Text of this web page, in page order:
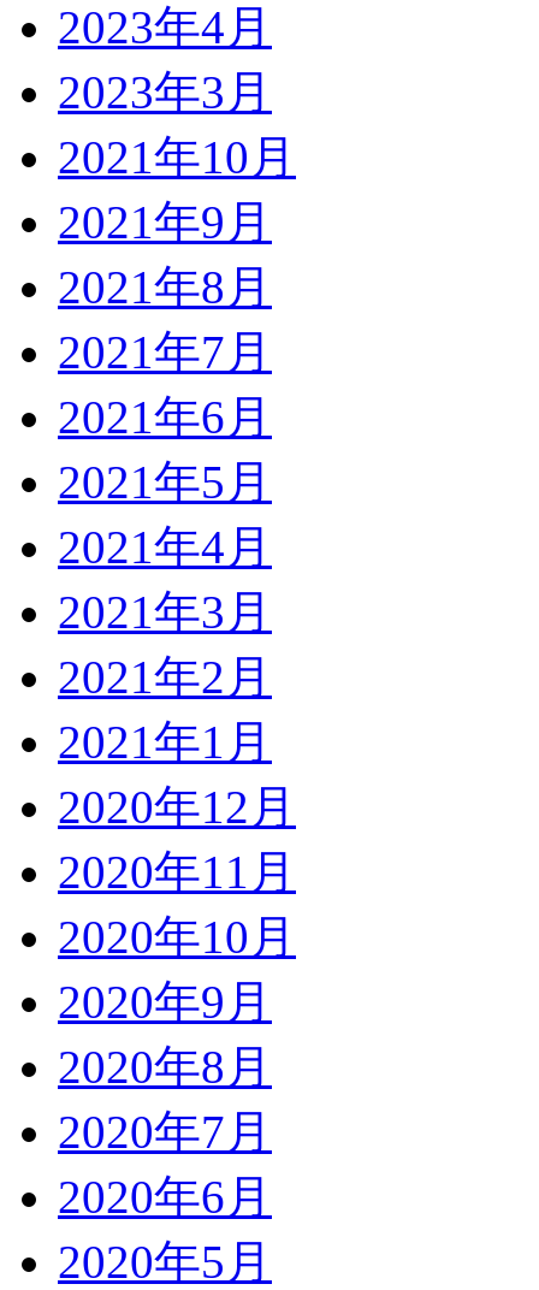
2023年4月
2023年3月
2021年10月
2021年9月
2021年8月
2021年7月
2021年6月
2021年5月
2021年4月
2021年3月
2021年2月
2021年1月
2020年12月
2020年11月
2020年10月
2020年9月
2020年8月
2020年7月
2020年6月
2020年5月